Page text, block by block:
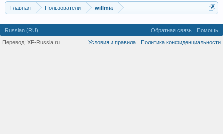
Главная Пользователи willmia
Russian (RU) Обратная связь
Помощь
Условия и правила
Политика конфиденциальности
Перевод: XF-Russia.ru